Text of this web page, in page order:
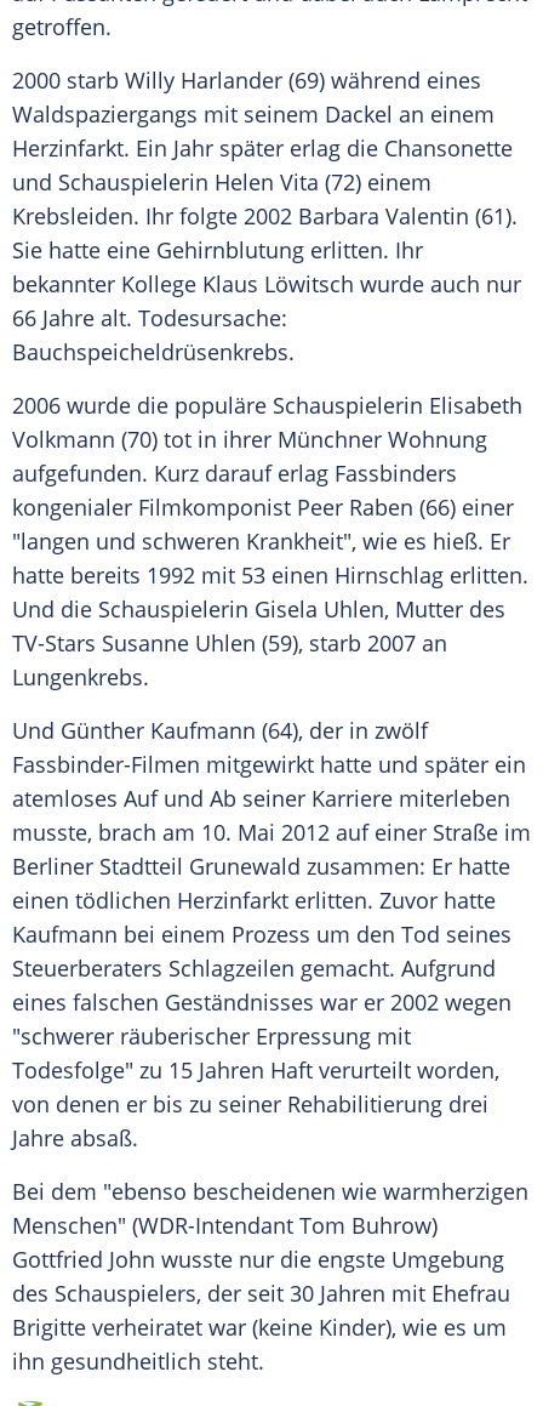
getroffen.
2000 starb Willy Harlander (69) während eines
Waldspaziergangs mit seinem Dackel an einem
Herzinfarkt. Ein Jahr später erlag die Chansonette
und Schauspielerin Helen Vita (72) einem
Krebsleiden. Ihr folgte 2002 Barbara Valentin (61).
Sie hatte eine Gehirnblutung erlitten. Ihr
bekannter Kollege Klaus Löwitsch wurde auch nur
66 Jahre alt. Todesursache:
Bauchspeicheldrüsenkrebs.
2006 wurde die populäre Schauspielerin Elisabeth
Volkmann (70) tot in ihrer Münchner Wohnung
aufgefunden. Kurz darauf erlag Fassbinders
kongenialer Filmkomponist Peer Raben (66) einer
"langen und schweren Krankheit", wie es hieß. Er
hatte bereits 1992 mit 53 einen Hirnschlag erlitten.
Und die Schauspielerin Gisela Uhlen, Mutter des
TV-Stars Susanne Uhlen (59), starb 2007 an
Lungenkrebs.
Und Günther Kaufmann (64), der in zwölf
Fassbinder-Filmen mitgewirkt hatte und später ein
atemloses Auf und Ab seiner Karriere miterleben
musste, brach am 10. Mai 2012 auf einer Straße im
Berliner Stadtteil Grunewald zusammen: Er hatte
einen tödlichen Herzinfarkt erlitten. Zuvor hatte
Kaufmann bei einem Prozess um den Tod seines
Steuerberaters Schlagzeilen gemacht. Aufgrund
eines falschen Geständnisses war er 2002 wegen
"schwerer räuberischer Erpressung mit
Todesfolge" zu 15 Jahren Haft verurteilt worden,
von denen er bis zu seiner Rehabilitierung drei
Jahre absaß.
Bei dem "ebenso bescheidenen wie warmherzigen
Menschen" (WDR-Intendant Tom Buhrow)
Gottfried John wusste nur die engste Umgebung
des Schauspielers, der seit 30 Jahren mit Ehefrau
Brigitte verheiratet war (keine Kinder), wie es um
ihn gesundheitlich steht.